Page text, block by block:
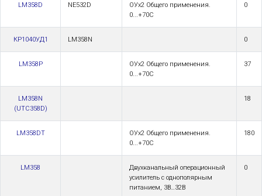
LM358D NE532D
ОУх2 Общего применения.
0...+70С
0
КР1040УД1 LM358N 0
LM358P
ОУх2 Общего применения.
0...+70С
37
LM358N
(UTC358D)
18
LM358DT
ОУх2 Общего применения.
0...+70С
180
LM358
Двухканальный операционный
усилитель с однополярным
питанием, 3В…32В
0